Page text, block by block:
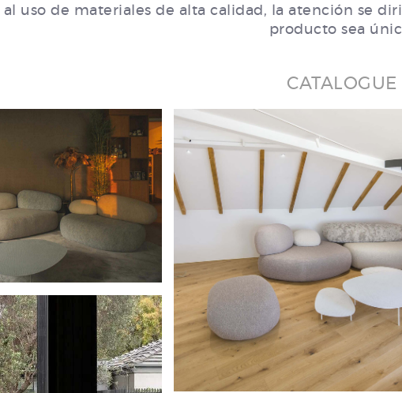
al uso de materiales de alta calidad, la atención se
producto sea
CATALOGUE